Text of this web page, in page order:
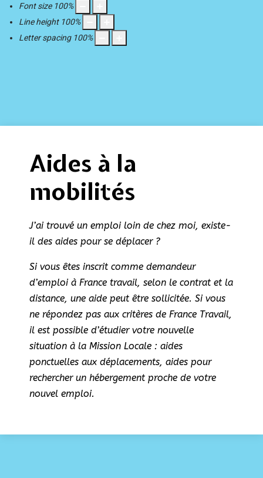
Font size 100%
Line height 100%
Letter spacing 100%
Aides à la
mobilités
J’ai trouvé un emploi loin de chez moi, existe-
il des aides pour se déplacer ?
Si vous êtes inscrit comme demandeur
d’emploi à France travail, selon le contrat et la
distance, une aide peut être sollicitée. Si vous
ne répondez pas aux critères de France Travail,
il est possible d’étudier votre nouvelle
situation à la Mission Locale : aides
ponctuelles aux déplacements, aides pour
rechercher un hébergement proche de votre
nouvel emploi.